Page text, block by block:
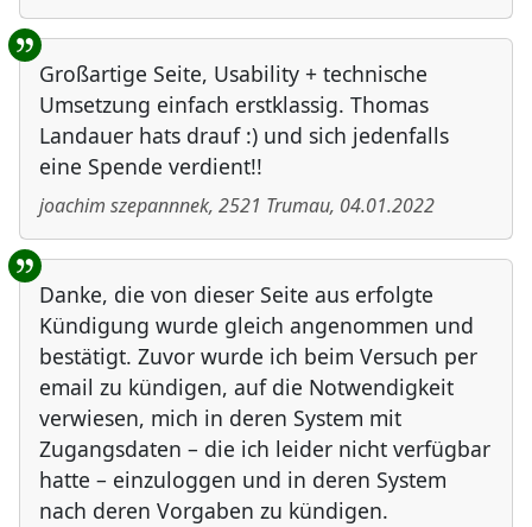
Großartige Seite, Usability + technische
Umsetzung einfach erstklassig. Thomas
Landauer hats drauf :) und sich jedenfalls
eine Spende verdient!!
joachim szepannnek, 2521 Trumau, 04.01.2022
Danke, die von dieser Seite aus erfolgte
Kündigung wurde gleich angenommen und
bestätigt. Zuvor wurde ich beim Versuch per
email zu kündigen, auf die Notwendigkeit
verwiesen, mich in deren System mit
Zugangsdaten – die ich leider nicht verfügbar
hatte – einzuloggen und in deren System
nach deren Vorgaben zu kündigen.